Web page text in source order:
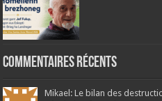
Commentaires récents
Mikael: Le bilan des